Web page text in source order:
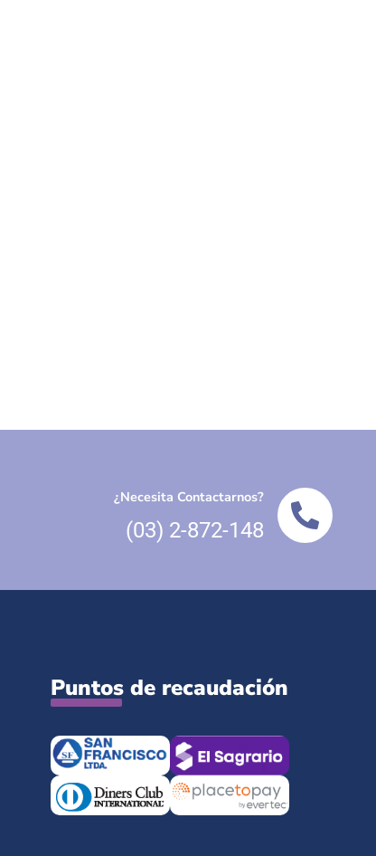
¿Necesita Contactarnos?
(03) 2-872-148
Puntos de recaudación